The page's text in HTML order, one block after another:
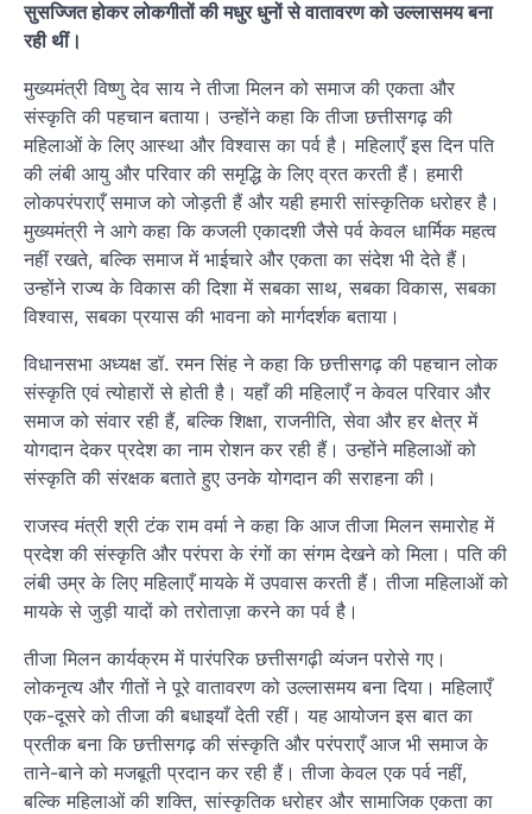
सुसज्जित होकर लोकगीतों की मधुर धुनों से वातावरण को उल्लासमय बना
रही थीं।
मुख्यमंत्री विष्णु देव साय ने तीजा मिलन को समाज की एकता और
संस्कृति की पहचान बताया। उन्होंने कहा कि तीजा छत्तीसगढ़ की
महिलाओं के लिए आस्था और विश्वास का पर्व है। महिलाएँ इस दिन पति
की लंबी आयु और परिवार की समृद्धि के लिए व्रत करती हैं। हमारी
लोकपरंपराएँ समाज को जोड़ती हैं और यही हमारी सांस्कृतिक धरोहर है।
मुख्यमंत्री ने आगे कहा कि कजली एकादशी जैसे पर्व केवल धार्मिक महत्व
नहीं रखते, बल्कि समाज में भाईचारे और एकता का संदेश भी देते हैं।
उन्होंने राज्य के विकास की दिशा में सबका साथ, सबका विकास, सबका
विश्वास, सबका प्रयास की भावना को मार्गदर्शक बताया।
विधानसभा अध्यक्ष डॉ. रमन सिंह ने कहा कि छत्तीसगढ़ की पहचान लोक
संस्कृति एवं त्योहारों से होती है। यहाँ की महिलाएँ न केवल परिवार और
समाज को संवार रही हैं, बल्कि शिक्षा, राजनीति, सेवा और हर क्षेत्र में
योगदान देकर प्रदेश का नाम रोशन कर रही हैं। उन्होंने महिलाओं को
संस्कृति की संरक्षक बताते हुए उनके योगदान की सराहना की।
राजस्व मंत्री श्री टंक राम वर्मा ने कहा कि आज तीजा मिलन समारोह में
प्रदेश की संस्कृति और परंपरा के रंगों का संगम देखने को मिला। पति की
लंबी उम्र के लिए महिलाएँ मायके में उपवास करती हैं। तीजा महिलाओं को
मायके से जुड़ी यादों को तरोताज़ा करने का पर्व है।
तीजा मिलन कार्यक्रम में पारंपरिक छत्तीसगढ़ी व्यंजन परोसे गए।
लोकनृत्य और गीतों ने पूरे वातावरण को उल्लासमय बना दिया। महिलाएँ
एक-दूसरे को तीजा की बधाइयाँ देती रहीं। यह आयोजन इस बात का
प्रतीक बना कि छत्तीसगढ़ की संस्कृति और परंपराएँ आज भी समाज के
ताने-बाने को मजबूती प्रदान कर रही हैं। तीजा केवल एक पर्व नहीं,
बल्कि महिलाओं की शक्ति, सांस्कृतिक धरोहर और सामाजिक एकता का